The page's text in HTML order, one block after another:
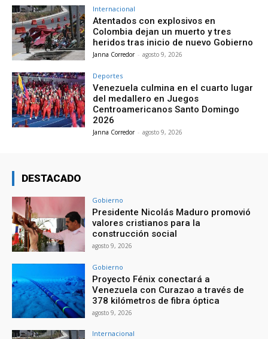
Internacional
Atentados con explosivos en
Colombia dejan un muerto y tres
heridos tras inicio de nuevo Gobierno
Janna Corredor - agosto 9, 2026
Deportes
Venezuela culmina en el cuarto lugar
del medallero en Juegos
Centroamericanos Santo Domingo
2026
Janna Corredor - agosto 9, 2026
DESTACADO
Gobierno
Presidente Nicolás Maduro promovió
valores cristianos para la
construcción social
agosto 9, 2026
Gobierno
Proyecto Fénix conectará a
Venezuela con Curazao a través de
378 kilómetros de fibra óptica
agosto 9, 2026
Internacional